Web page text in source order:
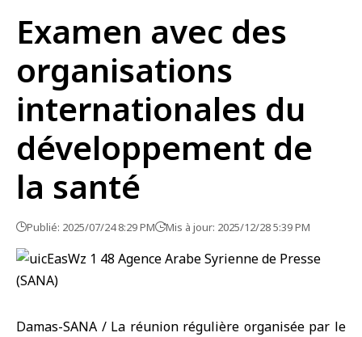
Examen avec des
organisations
internationales du
développement de
la santé
Publié: 2025/07/24 8:29 PM Mis à jour: 2025/12/28 5:39 PM
Damas-SANA / La réunion régulière organisée par le